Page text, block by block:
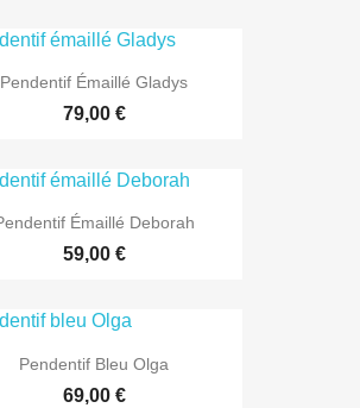
Pendentif Émaillé Gladys
79,00 €
Émaillé Deborah
59,00 €
Pendentif Bleu Olga
69,00 €